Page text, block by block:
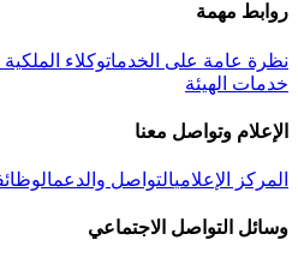
روابط مهمة
نظرة عامة على الخدماتوكلاء
خدمات الهيئة
الإعلام وتواصل معنا
المركز الإعلاميالتواصل والدعم
وسائل التواصل الاجتماعي